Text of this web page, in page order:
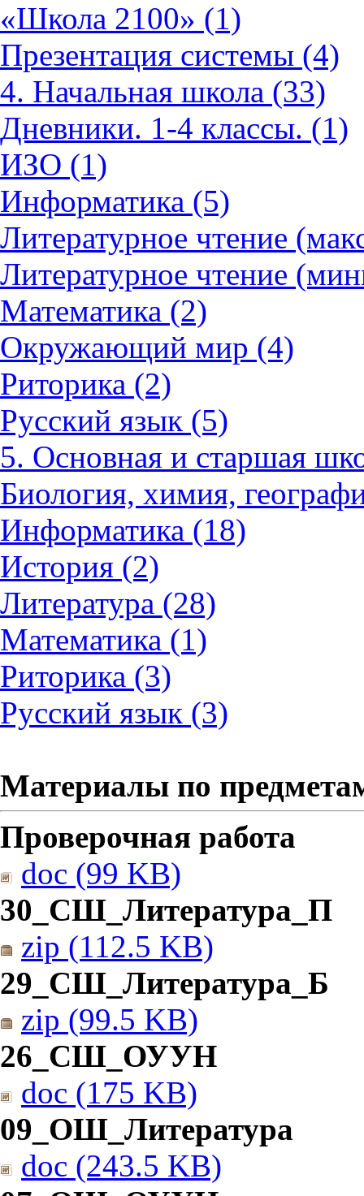
«Школа 2100» (1)
Презентация системы (4)
4. Начальная школа (33)
Дневники. 1-4 классы. (1)
ИЗО (1)
Информатика (5)
Литературное чтение
Литературное чтение
Математика (2)
Окружающий мир (4)
Риторика (2)
Русский язык (5)
5. Основная и старшая
Биология, химия,
Информатика (18)
История (2)
Литература (28)
Математика (1)
Риторика (3)
Русский язык (3)
Материалы по
Проверочная работа
doc (99 KB)
30_СШ_Литература_П
zip (112.5 KB)
29_СШ_Литература_Б
zip (99.5 KB)
26_СШ_ОУУН
doc (175 KB)
09_ОШ_Литература
doc (243.5 KB)